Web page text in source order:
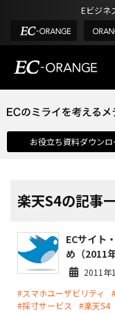
Eビジネ
選ばれる理由
課題解決例
外部サービス連携
インフラ環境・サポー
費用
お役立ち資料ダウンロ
楽天S4の記事
ECサイト
め（2011
2011年
#スマホユーザビリティ
#採寸サービス
#楽天S4